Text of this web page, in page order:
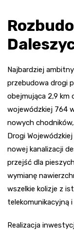
Najbardziej
przebudowa drogi
obejmująca 2,9 km
wojewódzkiej 764
nowych
Drogi
nowej kanalizacji
przejść dla
wymianę
wszelkie kolizje z
telekomunikacyjną
Realizacja